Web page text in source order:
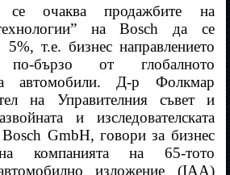
очаква продажбите на
на Bosch да се
т.е. бизнес направлението
бързо от глобалното
автомобили. Д-р Фолкмар
на Управителния съвет и
и изследователската
GmbH, говори за бизнес
на компанията на 65-тото
изложение (IAA)